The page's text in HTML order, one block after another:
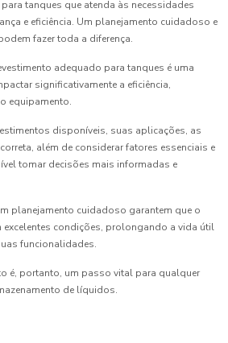
tanques que atenda às necessidades
e eficiência. Um planejamento cuidadoso e
fazer toda a diferença.
adequado para tanques é uma
significativamente a eficiência,
equipamento.
disponíveis, suas aplicações, as
além de considerar fatores essenciais e
tomar decisões mais informadas e
planejamento cuidadoso garantem que o
excelentes condições, prolongando a vida útil
funcionalidades.
é, portanto, um passo vital para qualquer
de líquidos.